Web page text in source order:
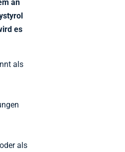
an
es
als
als